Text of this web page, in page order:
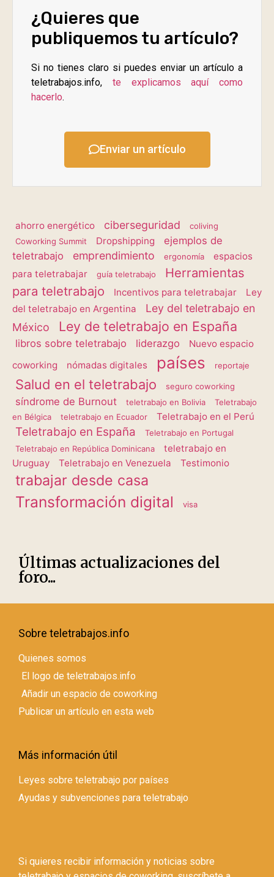
¿Quieres que
publiquemos tu artículo?
Si no tienes claro si puedes enviar un artículo a
teletrabajos.info, te explicamos aquí como
hacerlo.
Enviar un artículo
ahorro energético ciberseguridad
coliving
Coworking Summit
Dropshipping
ejemplos de
teletrabajo
emprendimiento ergonomía
espacios
para teletrabajar
guía teletrabajo
Herramientas
para teletrabajo
Incentivos para teletrabajar
Ley
del teletrabajo en Argentina
Ley del teletrabajo en
México
Ley de teletrabajo en España
libros sobre teletrabajo liderazgo
Nuevo espacio
coworking
nómadas digitales países reportaje
Salud en el teletrabajo seguro coworking
síndrome de Burnout teletrabajo en Bolivia
Teletrabajo
en Bélgica
teletrabajo en Ecuador Teletrabajo en el Perú
Teletrabajo en España
Teletrabajo en Portugal
Teletrabajo en República Dominicana
teletrabajo en
Uruguay
Teletrabajo en Venezuela Testimonio
trabajar desde casa
Transformación digital visa
Últimas actualizaciones del
foro...
Sobre teletrabajos.info
Quienes somos
El logo de teletrabajos.info
Añadir un espacio de coworking
Publicar un artículo en esta web
Más información útil
Leyes sobre teletrabajo por países
Ayudas y subvenciones para teletrabajo
Si quieres recibir información y noticias sobre